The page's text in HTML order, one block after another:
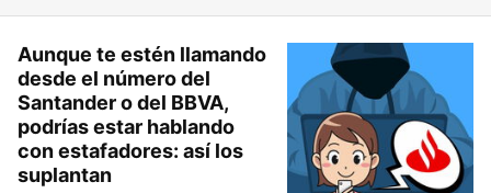
Aunque te estén llamando
desde el número del
Santander o del BBVA,
podrías estar hablando
con estafadores: así los
suplantan